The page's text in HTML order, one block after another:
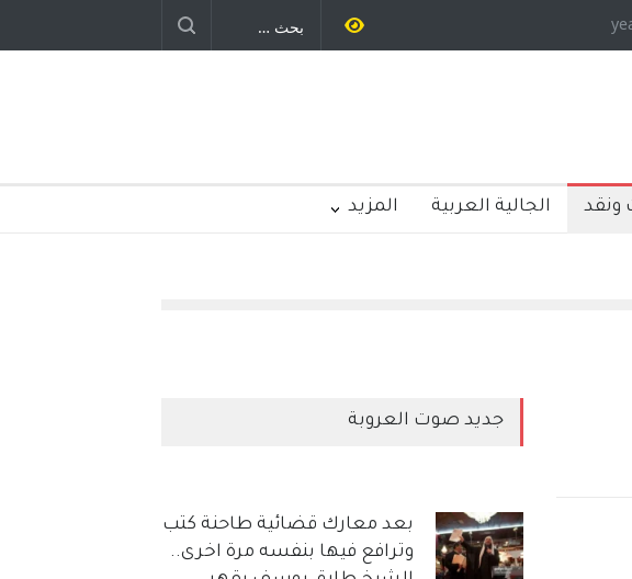
الخداع المستمر - قلم : راسم عبيدات
ونقد الجالية العربية المزيد
جديد صوت العروبة
بعد معارك قضائية طاحنة كتب
وترافع فيها بنفسه مرة اخرى..